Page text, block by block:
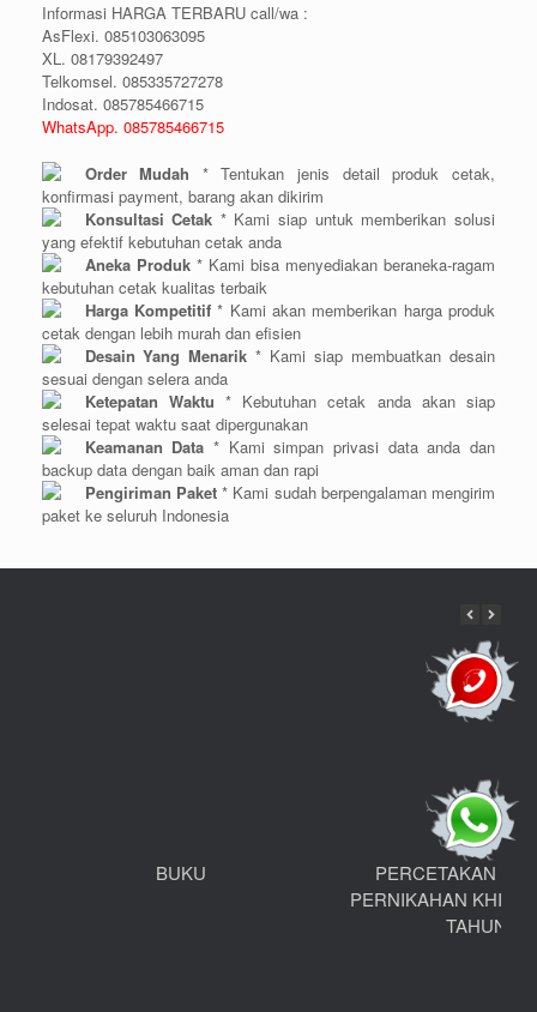
Informasi HARGA TERBARU call/wa :
AsFlexi. 085103063095
XL. 08179392497
Telkomsel. 085335727278
Indosat. 085785466715
WhatsApp. 085785466715
Order Mudah * Tentukan jenis detail produk cetak,
konfirmasi payment, barang akan dikirim
Konsultasi Cetak * Kami siap untuk memberikan solusi
yang efektif kebutuhan cetak anda
Aneka Produk * Kami bisa menyediakan beraneka-ragam
kebutuhan cetak kualitas terbaik
Harga Kompetitif* Kami akan memberikan harga produk
cetak dengan lebih murah dan efisien
Desain Yang Menarik * Kami siap membuatkan desain
sesuai dengan selera anda
Ketepatan Waktu * Kebutuhan cetak anda akan siap
selesai tepat waktu saat dipergunakan
Keamanan Data * Kami simpan privasi data anda dan
backup data dengan baik aman dan rapi
Pengiriman Paket* Kami sudah berpengalaman mengirim
paket ke seluruh Indonesia
BUKU
PERCETAKAN
PERNIKAHAN
TAHUN Dll